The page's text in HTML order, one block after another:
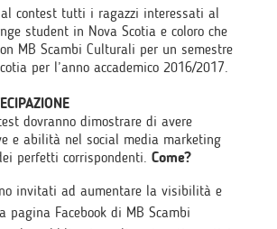
al contest tutti i ragazzi interessati al
student in Nova Scotia e coloro che
MB Scambi Culturali per un semestre
per l’anno accademico 2016/2017.
dovranno dimostrare di avere
e abilità nel social media marketing
perfetti corrispondenti. Come?
invitati ad aumentare la visibilità e
pagina Facebook di MB Scambi